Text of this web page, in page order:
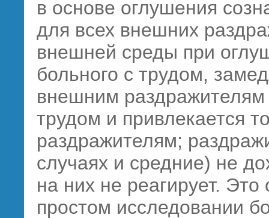
в основе оглушения
для всех внешних
внешней среды при
больного с трудом,
внешним
трудом и привлекается
раздражителям;
случаях и средние) не
на них не реагирует.
простом исследовании